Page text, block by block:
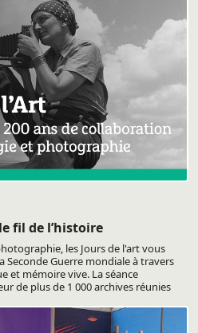
fil de l’histoire
les Jours de l'art vous
Guerre mondiale à travers
et mémoire vive. La séance
de plus de 1 000 archives réunies